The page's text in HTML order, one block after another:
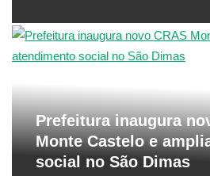
Prefeitura inaugura
Monte Castelo e
social no São Dimas